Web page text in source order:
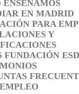
ENSEÑAMOS
EN MADRID
PARA
Y
FUNDACIÓN